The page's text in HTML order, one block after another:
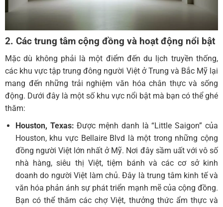
2. Các trung tâm cộng đồng và hoạt động nổi bật
Mặc dù không phải là một điểm đến du lịch truyền thống,
các khu vực tập trung đông người Việt ở Trung và Bắc Mỹ lại
mang đến những trải nghiệm văn hóa chân thực và sống
động. Dưới đây là một số khu vực nổi bật mà bạn có thể ghé
thăm:
Houston, Texas: Được mệnh danh là “Little Saigon” của
Houston, khu vực Bellaire Blvd là một trong những cộng
đồng người Việt lớn nhất ở Mỹ. Nơi đây sầm uất với vô số
nhà hàng, siêu thị Việt, tiệm bánh và các cơ sở kinh
doanh do người Việt làm chủ. Đây là trung tâm kinh tế và
văn hóa phản ánh sự phát triển mạnh mẽ của cộng đồng.
Bạn có thể thăm các chợ Việt, thưởng thức ẩm thực và